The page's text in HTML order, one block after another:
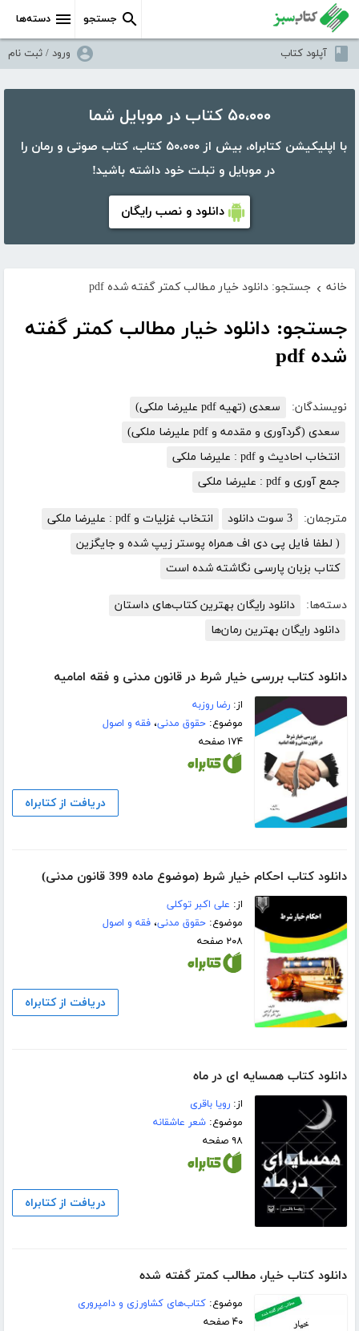
دسته‌ها جستجو
آپلود کتاب ورود / ثبت نام
۵۰،۰۰۰ کتاب در موبایل شما
با اپلیکیشن کتابراه، بیش از ۵۰،۰۰۰ کتاب، کتاب صوتی و رمان را
در موبایل و تبلت خود داشته باشید!
دانلود و نصب رایگان
خانه › جستجو: دانلود خیار مطالب کمتر گفته شده pdf
جستجو: دانلود خیار مطالب کمتر گفته
شده pdf
نویسندگان:
سعدی (تهیه pdf علیرضا ملکی)
سعدی (گردآوری و مقدمه و pdf علیرضا ملکی)
انتخاب احادیث و pdf : علیرضا ملکی
جمع آوری و pdf : علیرضا ملکی
مترجمان: 3 سوت دانلود
انتخاب غزلیات و pdf : علیرضا ملکی
( لطفا فایل پی دی اف همراه پوستر زیپ شده و جایگزین
کتاب بزبان پارسی نگاشته شده است
دسته‌ها:
دانلود رایگان بهترین کتاب‌های داستان
دانلود رایگان بهترین رمان‌ها
دانلود کتاب بررسی خیار شرط در قانون مدنی و فقه امامیه
از:رضا روزبه
موضوع:حقوق مدنی،فقه و اصول
۱۷۴ صفحه
دریافت از کتابراه
دانلود کتاب احکام خیار شرط (موضوع ماده 399 قانون مدنی)
از: علی اکبر توکلی
موضوع:حقوق مدنی،فقه و اصول
۲۰۸ صفحه
دریافت از کتابراه
دانلود کتاب همسایه ای در ماه
از:رویا باقری
موضوع:شعر عاشقانه
۹۸ صفحه
دریافت از کتابراه
دانلود کتاب خیار، مطالب کمتر گفته شده
موضوع:کتاب‌های کشاورزی و دامپروری
۴۰ صفحه